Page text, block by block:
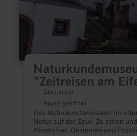
"Zeitreisen am
Gerolstein
Heute geöffnet
Das Naturkundemuseum im
Natur auf der Spur. Zu sehen
Mineralien, Gesteinen und